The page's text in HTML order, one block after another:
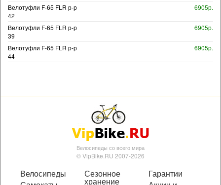
Велотуфли F-65 FLR р-р
42
6905р.
Велотуфли F-65 FLR р-р
39
6905р.
Велотуфли F-65 FLR р-р
44
6905р.
Велосипеды со всего мира
© VipBike.RU 2007-2026
Велосипеды
Сезонное
хранение
Гарантии